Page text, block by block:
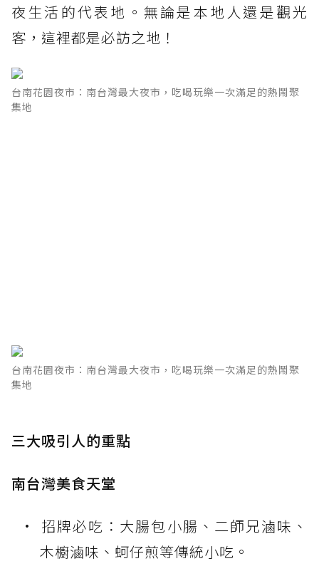
夜生活的代表地。無論是本地人還是觀光
客，這裡都是必訪之地！
台南花園夜市：南台灣最大夜市，吃喝玩樂一次滿足的熱鬧聚
集地
台南花園夜市：南台灣最大夜市，吃喝玩樂一次滿足的熱鬧聚
集地
三大吸引人的重點
南台灣美食天堂
招牌必吃：大腸包小腸、二師兄滷味、
木櫥滷味、蚵仔煎等傳統小吃。